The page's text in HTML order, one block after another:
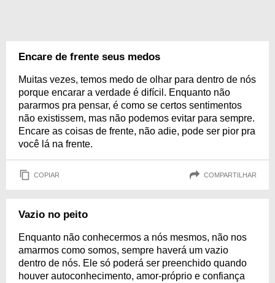
Encare de frente seus medos
Muitas vezes, temos medo de olhar para dentro de nós
porque encarar a verdade é difícil. Enquanto não
pararmos pra pensar, é como se certos sentimentos
não existissem, mas não podemos evitar para sempre.
Encare as coisas de frente, não adie, pode ser pior pra
você lá na frente.
COPIAR COMPARTILHAR
Vazio no peito
Enquanto não conhecermos a nós mesmos, não nos
amarmos como somos, sempre haverá um vazio
dentro de nós. Ele só poderá ser preenchido quando
houver autoconhecimento, amor-próprio e confiança